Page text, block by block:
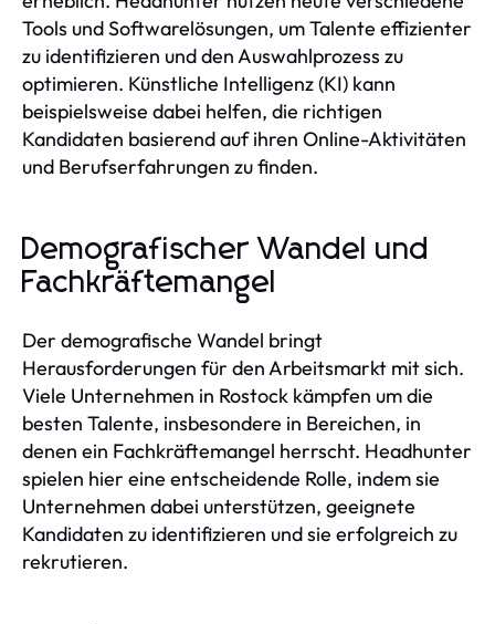
Tools und Softwarelösungen, um Talente effizienter
zu identifizieren und den Auswahlprozess zu
optimieren. Künstliche Intelligenz (KI) kann
beispielsweise dabei helfen, die richtigen
Kandidaten basierend auf ihren Online-Aktivitäten
und Berufserfahrungen zu finden.
Demografischer Wandel und
Fachkräftemangel
Der demografische Wandel bringt
Herausforderungen für den Arbeitsmarkt mit sich.
Viele Unternehmen in Rostock kämpfen um die
besten Talente, insbesondere in Bereichen, in
denen ein Fachkräftemangel herrscht. Headhunter
spielen hier eine entscheidende Rolle, indem sie
Unternehmen dabei unterstützen, geeignete
Kandidaten zu identifizieren und sie erfolgreich zu
rekrutieren.